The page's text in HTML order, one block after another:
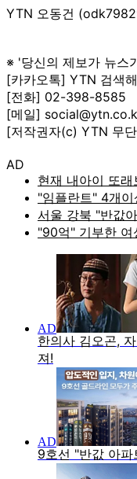
YTN 오동건
※ '당신의 제보가 뉴스
[카카오톡] YTN 검색
[전화] 02-398-8585
[메일]
[저작권자(c) YTN 무
AD